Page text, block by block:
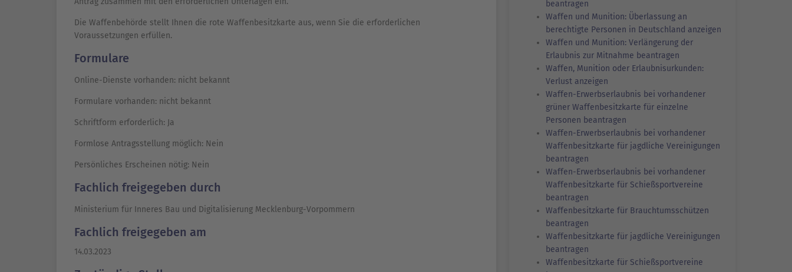
Die Waffenbehörde stellt Ihnen die rote Waffenbesitzkarte aus, wenn Sie die erforderlichen
Voraussetzungen erfüllen.
Formulare
Online-Dienste vorhanden: nicht bekannt
Formulare vorhanden: nicht bekannt
Schriftform erforderlich: Ja
Formlose Antragsstellung möglich: Nein
Persönliches Erscheinen nötig: Nein
Fachlich freigegeben durch
Ministerium für Inneres Bau und Digitalisierung Mecklenburg-Vorpommern
Fachlich freigegeben am
14.03.2023
beantragen
Waffen und Munition: Überlassung an
berechtigte Personen in Deutschland anzeigen
Waffen und Munition: Verlängerung der
Erlaubnis zur Mitnahme beantragen
Waffen, Munition oder Erlaubnisurkunden:
Verlust anzeigen
Waffen-Erwerbserlaubnis bei vorhandener
grüner Waffenbesitzkarte für einzelne
Personen beantragen
Waffen-Erwerbserlaubnis bei vorhandener
Waffenbesitzkarte für jagdliche Vereinigungen
beantragen
Waffen-Erwerbserlaubnis bei vorhandener
Waffenbesitzkarte für Schießsportvereine
beantragen
Waffenbesitzkarte für Brauchtumsschützen
beantragen
Waffenbesitzkarte für jagdliche Vereinigungen
beantragen
Waffenbesitzkarte für Schießsportvereine